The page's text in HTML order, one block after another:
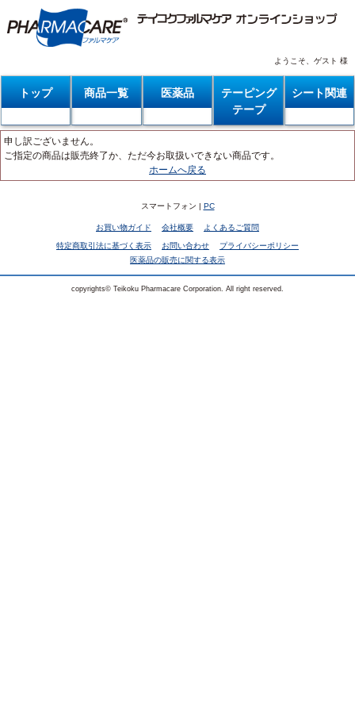
ようこそ、ゲスト 様
トップ 商品一覧 医薬品
テーピング
テープ
シート関連
申し訳ございません。
ご指定の商品は販売終了か、ただ今お取扱いできない商品です。
ホームへ戻る
スマートフォン | PC
お買い物ガイド 会社概要 よくあるご質問
特定商取引法に基づく表示 お問い合わせ
プライバシーポリシー
医薬品の販売に関する表示
copyrights© Teikoku Pharmacare Corporation. All right reserved.